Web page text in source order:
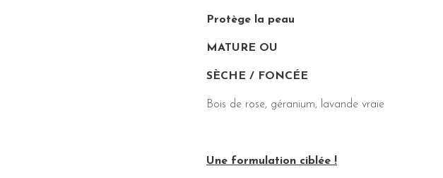
Protège la peau
MATURE OU
SÈCHE / FONCÉE
Bois de rose, géranium, lavande vraie
Une formulation ciblée !